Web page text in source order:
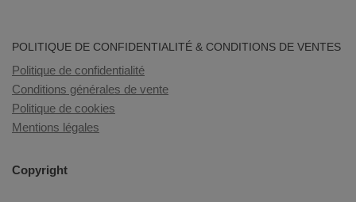
POLITIQUE DE CONFIDENTIALITÉ & CONDITIONS DE VENTES
Politique de confidentialité
Conditions générales de vente
Politique de cookies
Mentions légales
Copyright